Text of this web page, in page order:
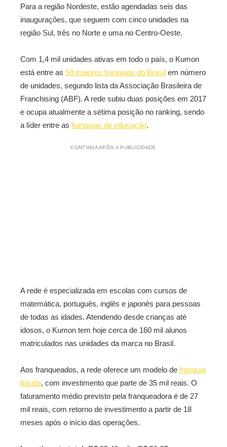
Para a região Nordeste, estão agendadas seis das
inaugurações, que seguem com cinco unidades na
região Sul, três no Norte e uma no Centro-Oeste.
Com 1,4 mil unidades ativas em todo o país, o Kumon
está entre as 50 maiores franquias do Brasil em número
de unidades, segundo lista da Associação Brasileira de
Franchising (ABF). A rede subiu duas posições em 2017
e ocupa atualmente a sétima posição no ranking, sendo
a líder entre as franquias de educação.
CONTINUA APÓS A PUBLICIDADE
A rede é especializada em escolas com cursos de
matemática, português, inglês e japonês para pessoas
de todas as idades. Atendendo desde crianças até
idosos, o Kumon tem hoje cerca de 160 mil alunos
matriculados nas unidades da marca no Brasil.
Aos franqueados, a rede oferece um modelo de franquia
barata, com investimento que parte de 35 mil reais. O
faturamento médio previsto pela franqueadora é de 27
mil reais, com retorno de investimento a partir de 18
meses após o início das operações.